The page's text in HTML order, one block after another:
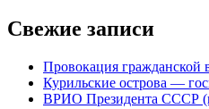
Свежие записи
Провокация гражданской
Курильские острова —
ВРИО Президента СССР